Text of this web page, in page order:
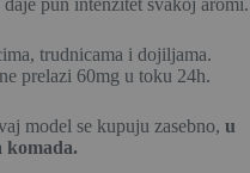
daje pun intenzitet svakoj aromi.
trudnicama i dojiljama.
prelazi 60mg u toku 24h.
model se kupuju zasebno, u
komada.